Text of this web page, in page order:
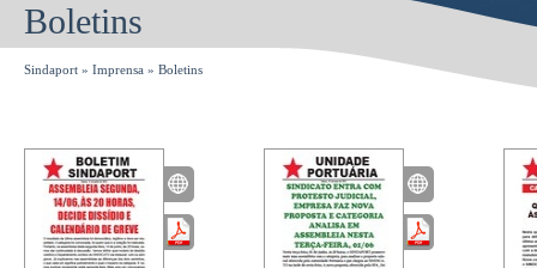
Boletins
Sindaport » Imprensa » Boletins